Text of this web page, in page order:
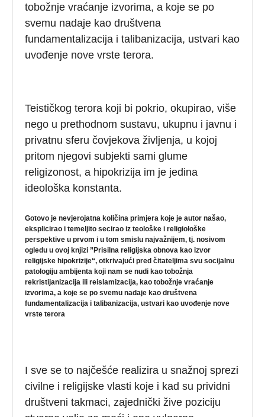
tobožnje vraćanje izvorima, a koje se po
svemu nadaje kao društvena
fundamentalizacija i talibanizacija, ustvari kao
uvođenje nove vrste terora.
Teističkog terora koji bi pokrio, okupirao, više
nego u prethodnom sustavu, ukupnu i javnu i
privatnu sferu čovjekova življenja, u kojoj
pritom njegovi subjekti sami glume
religizonost, a hipokrizija im je jedina
ideološka konstanta.
Gotovo je nevjerojatna količina primjera koje je autor našao,
eksplicirao i temeljito secirao iz teološke i religiološke
perspektive u prvom i u tom smislu najvažnijem, tj. nosivom
ogledu u ovoj knjizi ”Prisilna religijska obnova kao izvor
religijske hipokrizije“, otkrivajući pred čitateljima svu socijalnu
patologiju ambijenta koji nam se nudi kao tobožnja
rekristijanizacija ili reislamizacija, kao tobožnje vraćanje
izvorima, a koje se po svemu nadaje kao društvena
fundamentalizacija i talibanizacija, ustvari kao uvođenje nove
vrste terora
I sve se to najčešće realizira u snažnoj sprezi
civilne i religijske vlasti koje i kad su prividni
društveni takmaci, zajednički žive poziciju